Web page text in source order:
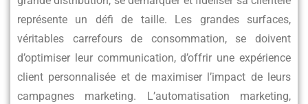
représente un défi de taille. Les grandes surfaces,
véritables carrefours de consommation, se doivent
d’optimiser leur communication, d’offrir une expérience
client personnalisée et de maximiser l’impact de leurs
campagnes marketing. L’automatisation marketing,